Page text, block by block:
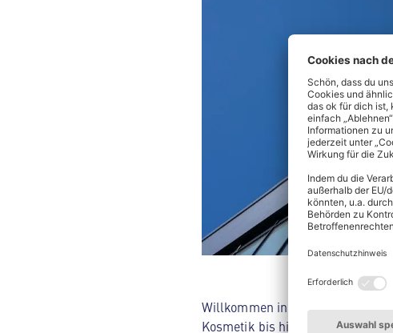
Willkommen in deinem ALDI
Kosmetik bis hin zu